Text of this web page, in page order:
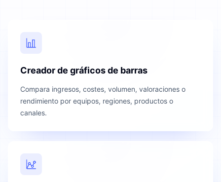
Creador de gráficos de barras
Compara ingresos, costes, volumen, valoraciones o
rendimiento por equipos, regiones, productos o
canales.